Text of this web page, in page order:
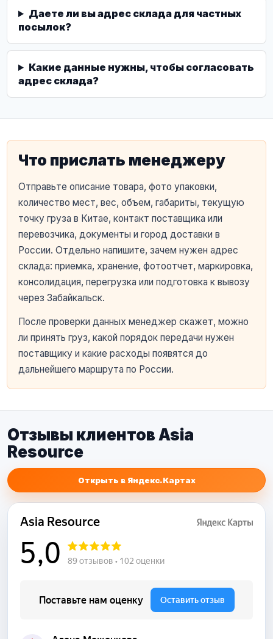
Даете ли вы адрес склада для частных
посылок?
Какие данные нужны, чтобы согласовать
адрес склада?
Что прислать менеджеру
Отправьте описание товара, фото упаковки,
количество мест, вес, объем, габариты, текущую
точку груза в Китае, контакт поставщика или
перевозчика, документы и город доставки в
России. Отдельно напишите, зачем нужен адрес
склада: приемка, хранение, фотоотчет, маркировка,
консолидация, перегрузка или подготовка к вывозу
через Забайкальск.
После проверки данных менеджер скажет, можно
ли принять груз, какой порядок передачи нужен
поставщику и какие расходы появятся до
дальнейшего маршрута по России.
Отзывы клиентов Asia
Resource
Открыть в Яндекс.Картах